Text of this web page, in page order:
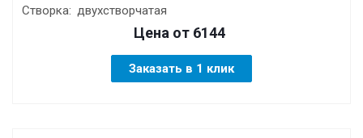
Створка: двухстворчатая
Цена от 6144
Заказать в 1 клик